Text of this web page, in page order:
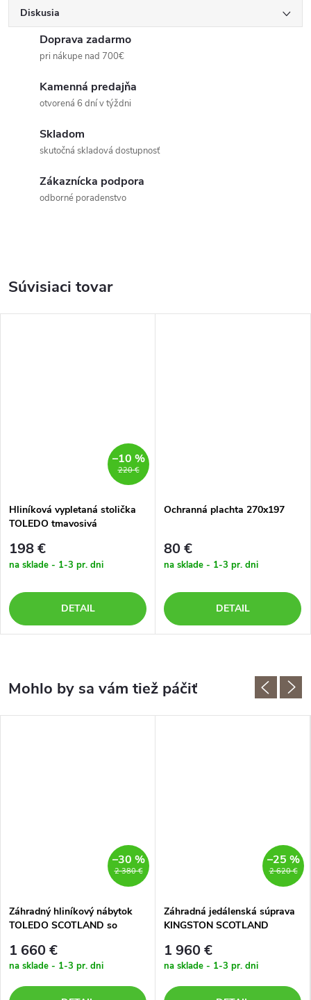
Diskusia
Doprava zadarmo
pri nákupe nad 700€
Kamenná predajňa
otvorená 6 dní v týždni
Skladom
skutočná skladová dostupnosť
Zákaznícka podpora
odborné poradenstvo
Súvisiaci tovar
220 €
–10 %
Hliníková vypletaná stolička
TOLEDO tmavosivá
198 €
na sklade - 1-3 pr. dni
DETAIL
Ochranná plachta 270x197
80 €
na sklade - 1-3 pr. dni
DETAIL
2 380 €
–30 %
Záhradný hliníkový nábytok
TOLEDO SCOTLAND so
1 660 €
na sklade - 1-3 pr. dni
2 620 €
–25 %
Záhradná jedálenská súprava
KINGSTON SCOTLAND
1 960 €
na sklade - 1-3 pr. dni